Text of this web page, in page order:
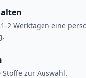
2 Werktagen eine
Stoffe zur Auswahl.